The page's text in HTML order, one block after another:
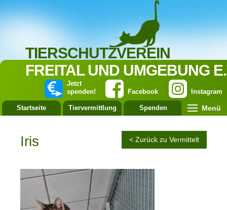
TIERSCHUTZVEREIN
FREITAL UND UMGEBUNG
Instagram
Facebook
Jetzt
spenden!
Startseite Tiervermittlung Spenden Menü
Iris < Zurück zu Vermittelt